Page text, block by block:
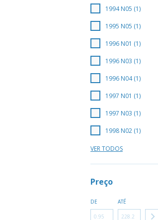
1994 N05 (1)
1995 N05 (1)
1996 N01 (1)
1996 N03 (1)
1996 N04 (1)
1997 N01 (1)
1997 N03 (1)
1998 N02 (1)
VER TODOS
Preço
DE ATÉ